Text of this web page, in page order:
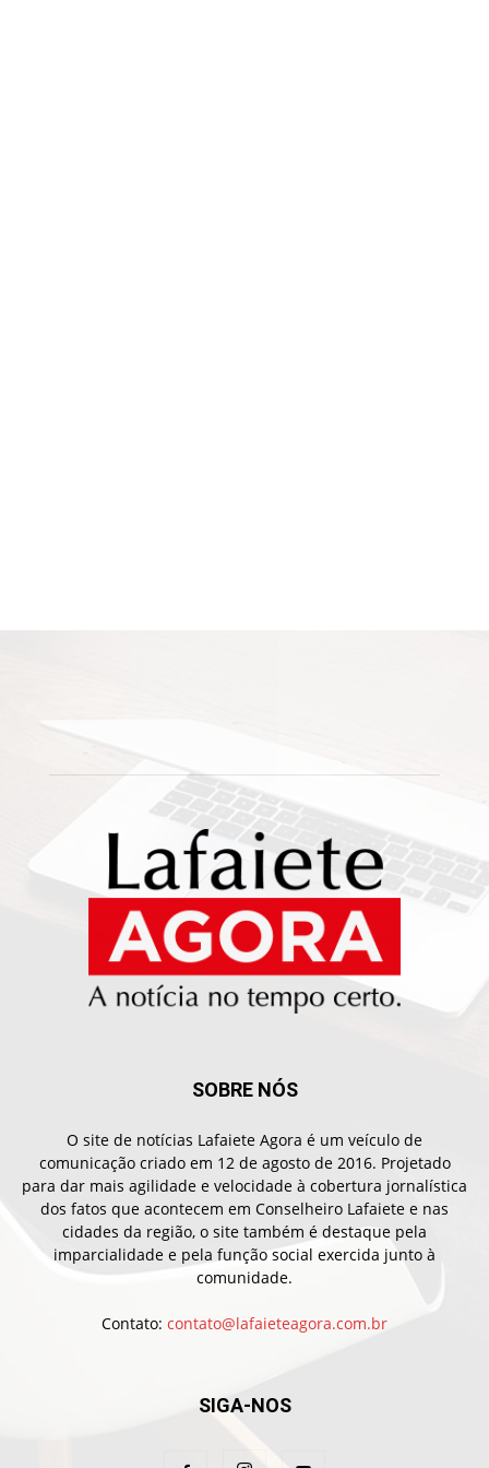
SOBRE NÓS
O site de notícias Lafaiete Agora é um veículo de
comunicação criado em 12 de agosto de 2016. Projetado
para dar mais agilidade e velocidade à cobertura jornalística
dos fatos que acontecem em Conselheiro Lafaiete e nas
cidades da região, o site também é destaque pela
imparcialidade e pela função social exercida junto à
comunidade.
Contato: contato@lafaieteagora.com.br
SIGA-NOS